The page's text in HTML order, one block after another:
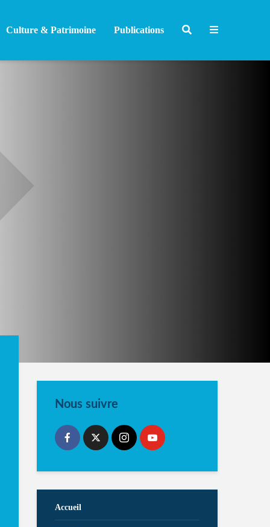
Culture & Patrimoine Publications
Nous suivre
Accueil